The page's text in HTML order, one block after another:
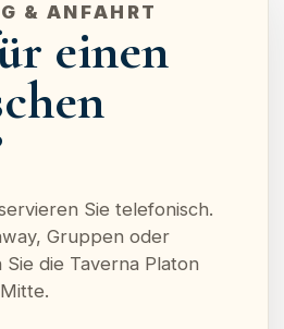
& ANFAHRT
einen
Sie telefonisch.
Gruppen oder
die Taverna Platon